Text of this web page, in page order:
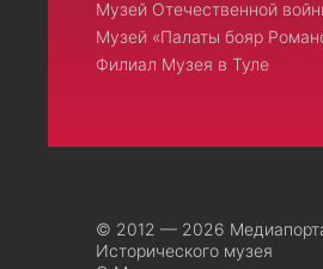
Музей Отечественной
Музей «Палаты бояр
Филиал Музея в Туле
© 2012 — 2026
Исторического музея